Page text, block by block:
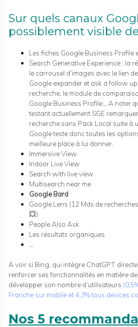
Sur quels canaux
possiblement visible
Les fiches Google Business Profile
Search Generative Experience : la
le carrousel d’images avec le lien
Google expander et ask a follow
recherche, le module de
Google Business Profile… A noter
testant actuellement SGE
recherche sans Pack Local suite à
Google teste donc toutes les
meilleure place à lui donner.
Immersive View
Indoor Live View
Search with live view
Multisearch near me
Google Bard
Google Lens (12 Mds de
💥)
People Also Ask
Les résultats organiques
A voir si Bing, qui intègre ChatGPT
renforcer ses fonctionnalités en matière
développer son nombre d’utilisateurs (
Franche sur mobile et 4,3% tous devices
Nos 5